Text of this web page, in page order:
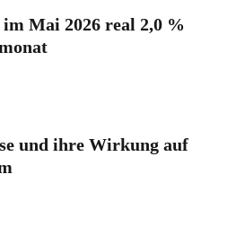
Mai 2026 real 2,0 %
und ihre Wirkung auf